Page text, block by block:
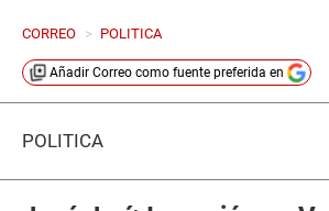
CORREO > POLITICA
Añadir Correo como fuente preferida en
POLÍTICA